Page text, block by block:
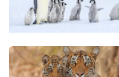
Klein & Hubert /